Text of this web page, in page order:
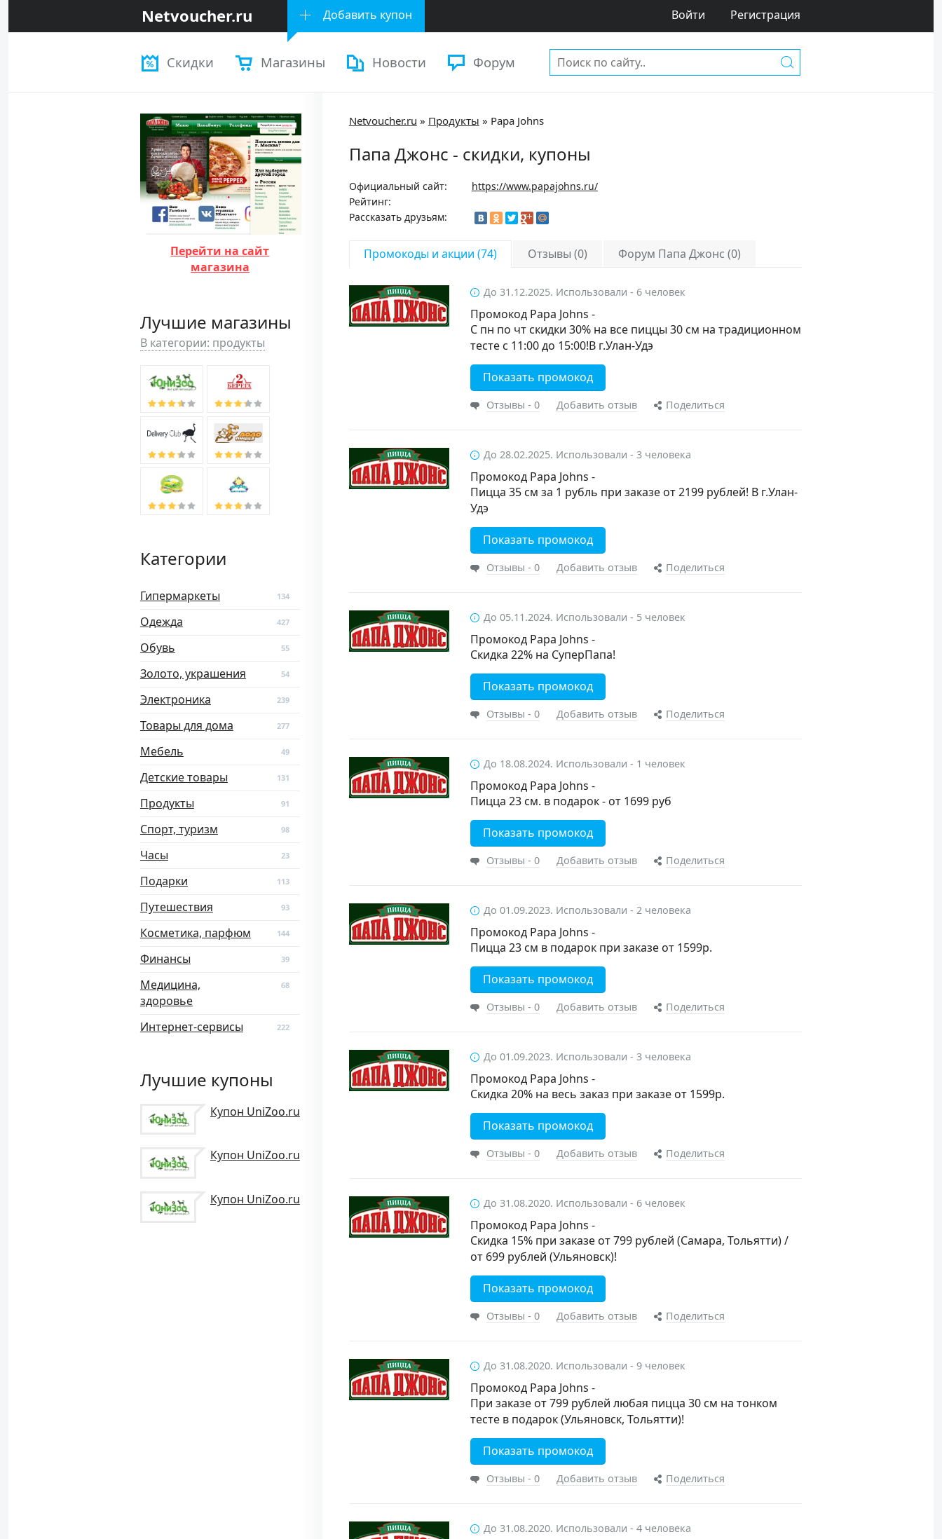
Netvoucher.ru Добавить купон Войти Регистрация
Скидки Магазины Новости Форум
Netvoucher.ru » Продукты » Papa Johns
Папа Джонс - скидки, купоны
Официальный сайт:
https://www.papajohns.ru/
Рейтинг:
Рассказать друзьям:
Промокоды и акции (74) Отзывы (0) Форум Папа Джонс (0)
До 31.12.2025. Использовали - 6 человек
Промокод Papa Johns -
С пн по чт скидки 30% на все пиццы 30 см на традиционном
тесте с 11:00 до 15:00!В г.Улан-Удэ
Показать промокод
Отзывы - 0 Добавить отзыв Поделиться
До 28.02.2025. Использовали - 3 человека
Промокод Papa Johns -
Пицца 35 см за 1 рубль при заказе от 2199 рублей! В г.Улан-
Удэ
Показать промокод
Отзывы - 0 Добавить отзыв Поделиться
До 05.11.2024. Использовали - 5 человек
Промокод Papa Johns -
Скидка 22% на СуперПапа!
Показать промокод
Отзывы - 0 Добавить отзыв Поделиться
До 18.08.2024. Использовали - 1 человек
Промокод Papa Johns -
Пицца 23 см. в подарок - от 1699 руб
Показать промокод
Отзывы - 0 Добавить отзыв Поделиться
До 01.09.2023. Использовали - 2 человека
Промокод Papa Johns -
Пицца 23 см в подарок при заказе от 1599р.
Показать промокод
Отзывы - 0 Добавить отзыв Поделиться
До 01.09.2023. Использовали - 3 человека
Промокод Papa Johns -
Скидка 20% на весь заказ при заказе от 1599р.
Показать промокод
Отзывы - 0 Добавить отзыв Поделиться
До 31.08.2020. Использовали - 6 человек
Промокод Papa Johns -
Скидка 15% при заказе от 799 рублей (Самара, Тольятти) /
от 699 рублей (Ульяновск)!
Показать промокод
Отзывы - 0 Добавить отзыв Поделиться
До 31.08.2020. Использовали - 9 человек
Промокод Papa Johns -
При заказе от 799 рублей любая пицца 30 см на тонком
тесте в подарок (Ульяновск, Тольятти)!
Показать промокод
Отзывы - 0 Добавить отзыв Поделиться
До 31.08.2020. Использовали - 4 человека
Перейти на сайт
магазина
Лучшие магазины
В категории: продукты
Категории
Гипермаркеты 134
Одежда 427
Обувь 55
Золото, украшения 54
Электроника 239
Товары для дома 277
Мебель 49
Детские товары 131
Продукты 91
Спорт, туризм 98
Часы 23
Подарки 113
Путешествия 93
Косметика, парфюм 144
Финансы 39
Медицина,
здоровье
68
Интернет-сервисы 222
Лучшие купоны
Купон UniZoo.ru
Купон UniZoo.ru
Купон UniZoo.ru